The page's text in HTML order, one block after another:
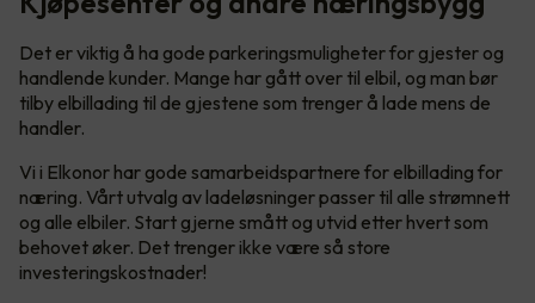
Det er viktig å ha gode parkeringsmuligheter for gjester og
handlende kunder. Mange har gått over til elbil, og man bør
tilby elbillading til de gjestene som trenger å lade mens de
handler.
Vi i Elkonor har gode samarbeidspartnere for elbillading for
næring. Vårt utvalg av ladeløsninger passer til alle strømnett
og alle elbiler. Start gjerne smått og utvid etter hvert som
behovet øker. Det trenger ikke være så store
investeringskostnader!